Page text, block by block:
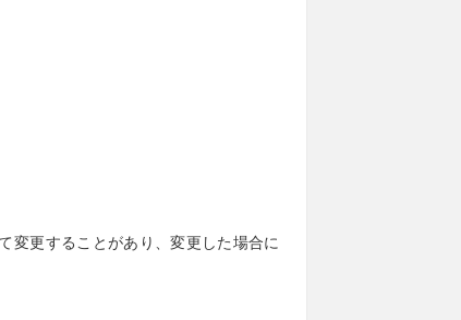
変更することがあり、変更した場合に